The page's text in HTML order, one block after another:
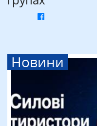
Новини